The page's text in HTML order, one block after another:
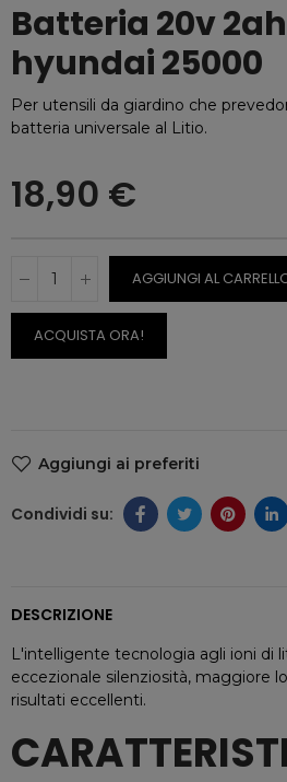
Batteria 20v
hyundai 25000
Per utensili da giardino che
batteria universale al Litio.
18,90 €
AGGIUNGI AL
ACQUISTA ORA!
Aggiungi ai preferiti
DESCRIZIONE
L'intelligente tecnologia agli ioni di
eccezionale silenziosità, maggiore
risultati eccellenti.